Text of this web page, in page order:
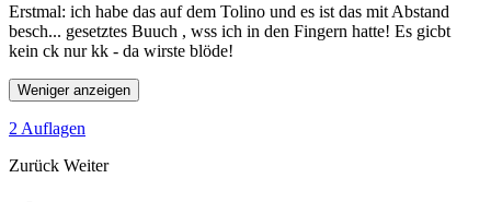
Erstmal: ich habe das auf dem Tolino und es ist das mit Abstand
besch... gesetztes Buuch , wss ich in den Fingern hatte! Es gicbt
kein ck nur kk - da wirste blöde!
Weniger anzeigen
2 Auflagen
Zurück Weiter